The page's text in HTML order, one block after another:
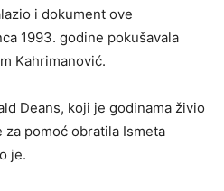
i dokument ove
1993. godine pokušavala
Kahrimanović.
Deans, koji je godinama živio
pomoć obratila Ismeta
je.